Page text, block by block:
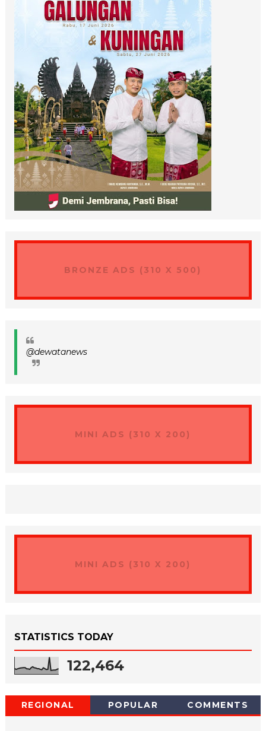
BRONZE ADS (310 X 500)
@dewatanews
MINI ADS (310 X 200)
MINI ADS (310 X 200)
STATISTICS TODAY
122,464
REGIONAL POPULAR COMMENTS